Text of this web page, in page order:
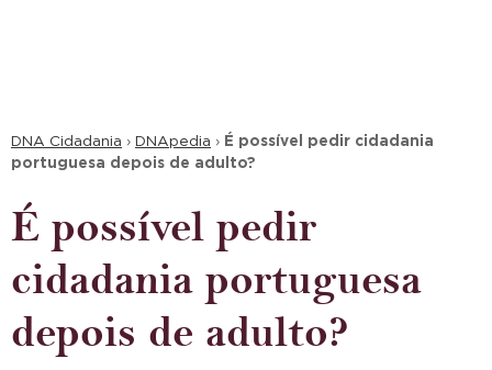
DNA Cidadania › DNApedia › É possível pedir cidadania
portuguesa depois de adulto?
É possível pedir
cidadania portuguesa
depois de adulto?